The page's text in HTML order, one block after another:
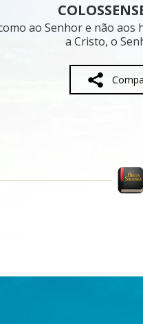
ao Senhor e não
a Cristo, o